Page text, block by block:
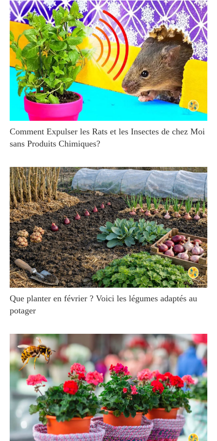
Comment Expulser les Rats et les Insectes de chez Moi
sans Produits Chimiques?
Que planter en février ? Voici les légumes adaptés au
potager